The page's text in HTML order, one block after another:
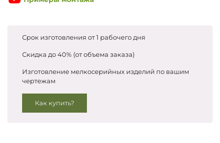
Срок изготовления от 1 рабочего дня
Скидка до 40% (от объема заказа)
Изготовление мелкосерийных изделий по вашим
чертежам
Как купить?